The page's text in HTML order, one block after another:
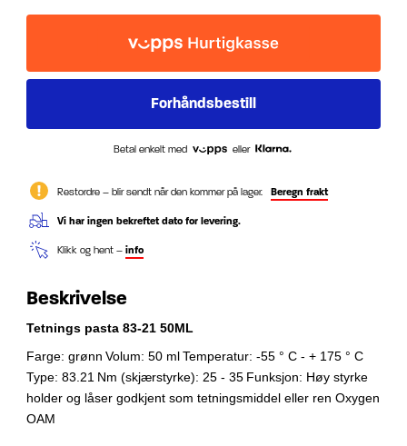
Betal enkelt med eller
Restordre – blir sendt når den kommer på lager. Beregn frakt
Vi har ingen bekreftet dato for levering.
Klikk og hent – info
Beskrivelse
Tetnings pasta 83-21 50ML
Farge: grønn Volum: 50 mlTemperatur: -55 ° C - + 175 ° C
Type: 83.21 Nm (skjærstyrke): 25 - 35 Funksjon: Høy styrke
holder og låser godkjent som tetningsmiddel eller ren Oxygen
OAM